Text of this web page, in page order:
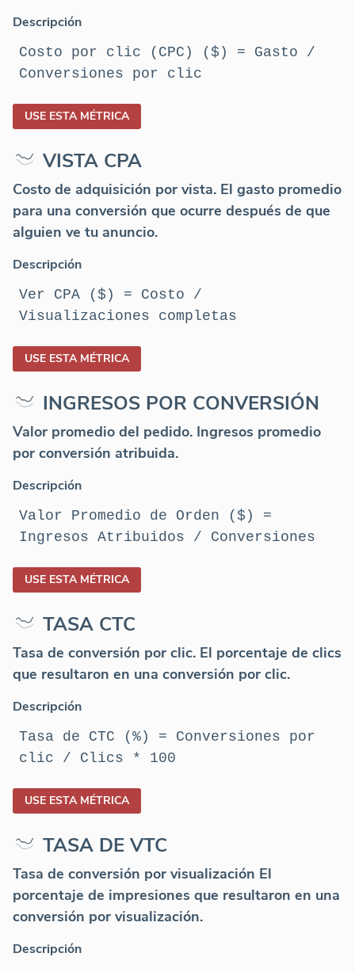
Descripción
Costo por clic (CPC) ($) = Gasto /
Conversiones por clic
USE ESTA MÉTRICA
VISTA CPA
Costo de adquisición por vista. El gasto promedio
para una conversión que ocurre después de que
alguien ve tu anuncio.
Descripción
Ver CPA ($) = Costo /
Visualizaciones completas
USE ESTA MÉTRICA
INGRESOS POR CONVERSIÓN
Valor promedio del pedido. Ingresos promedio
por conversión atribuida.
Descripción
Valor Promedio de Orden ($) =
Ingresos Atribuidos / Conversiones
USE ESTA MÉTRICA
TASA CTC
Tasa de conversión por clic. El porcentaje de clics
que resultaron en una conversión por clic.
Descripción
Tasa de CTC (%) = Conversiones por
clic / Clics * 100
USE ESTA MÉTRICA
TASA DE VTC
Tasa de conversión por visualización El
porcentaje de impresiones que resultaron en una
conversión por visualización.
Descripción